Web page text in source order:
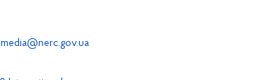
media@nerc.gov.ua